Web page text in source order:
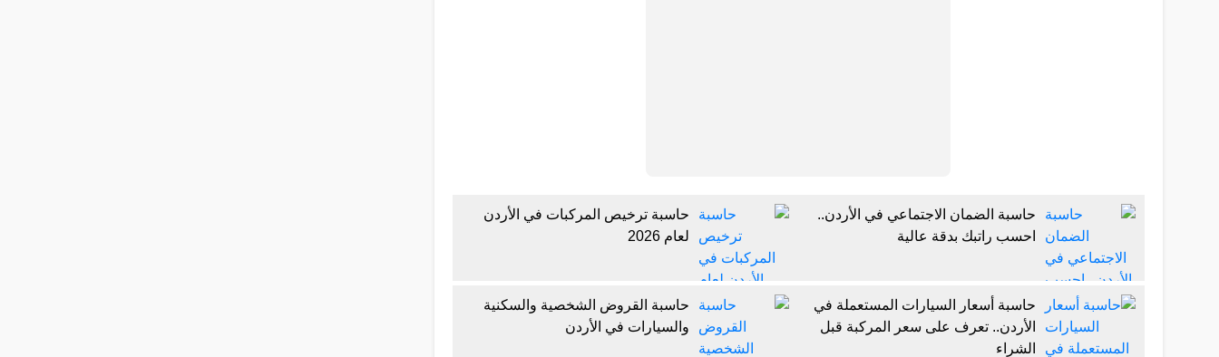
حاسبة الضمان الاجتماعي في الأردن..
احسب راتبك بدقة عالية
حاسبة ترخيص المركبات في الأردن
لعام 2026
حاسبة أسعار السيارات المستعملة في
الأردن.. تعرف على سعر المركبة قبل
الشراء
حاسبة القروض الشخصية والسكنية
والسيارات في الأردن